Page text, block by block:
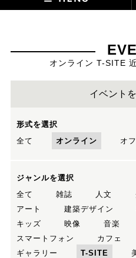
オンライン T-SITE
イベント
形式を選択
全て
オンライン オ
ジャンルを選択
全て
雑誌 人文
アート
建築デザイン
キッズ
映像 音楽
スマートフォン
カフェ
ギャラリー
T-SITE